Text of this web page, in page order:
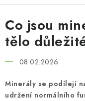
CÍLE
POTRAVINY, NÁPOJE
BESTSELLERY
Co jsou
tělo
08.02.2026
Minerály se podílejí
udržení normálního